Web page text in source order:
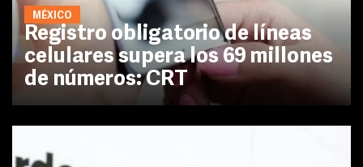
MÉXICO
Registro obligatorio de líneas
celulares supera los 69 millones
de números: CRT